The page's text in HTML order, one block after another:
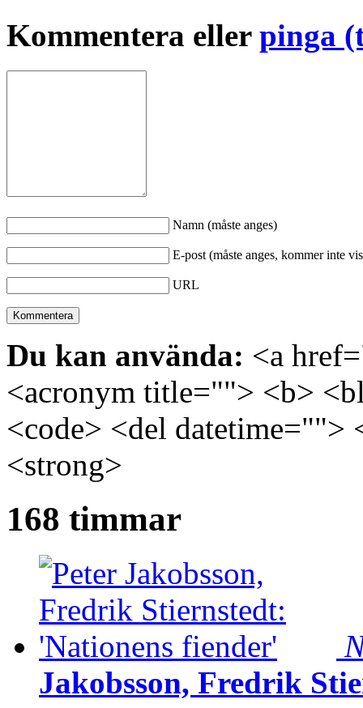
Kommentera eller pinga
Namn (måste anges)
E-post (måste anges, kommer inte
URL
Du kan använda: <a
<acronym title=""> <b>
<code> <del
<strong>
168 timmar
Jakobsson, Fredrik